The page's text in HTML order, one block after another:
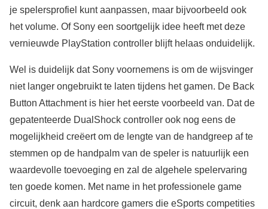
je spelersprofiel kunt aanpassen, maar bijvoorbeeld ook
het volume. Of Sony een soortgelijk idee heeft met deze
vernieuwde PlayStation controller blijft helaas onduidelijk.
Wel is duidelijk dat Sony voornemens is om de wijsvinger
niet langer ongebruikt te laten tijdens het gamen. De Back
Button Attachment is hier het eerste voorbeeld van. Dat de
gepatenteerde DualShock controller ook nog eens de
mogelijkheid creëert om de lengte van de handgreep af te
stemmen op de handpalm van de speler is natuurlijk een
waardevolle toevoeging en zal de algehele spelervaring
ten goede komen. Met name in het professionele game
circuit, denk aan hardcore gamers die eSports competities